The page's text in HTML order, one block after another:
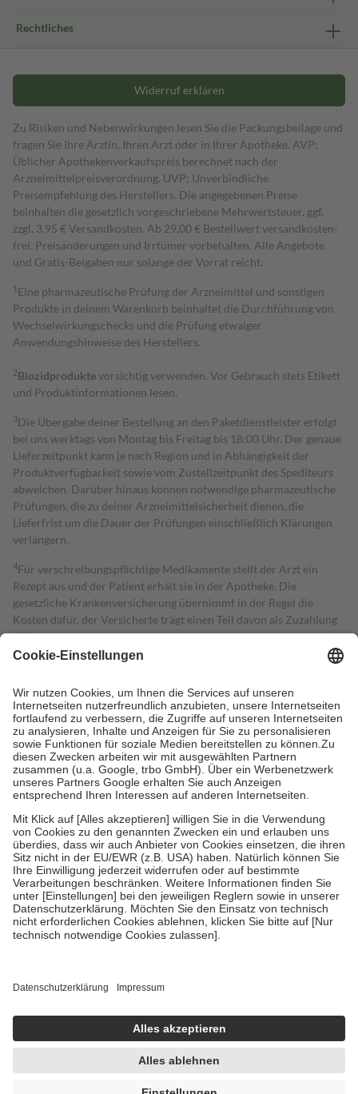
Rechtliches
Widerruf erklären
Zu Risiken und Nebenwirkungen lesen Sie die Packungsbeilage und
fragen Sie Ihre Ärztin, Ihren Arzt oder in Ihrer Apotheke. AVP:
Üblicher Apothekenverkaufspreis berechnet nach der
Arzneimittelpreisverordnung. UVP: Unverbindliche
Preisempfehlung des Herstellers. Die angegebenen Preise
beinhalten die gesetzlich vorgeschriebene Mehrwertsteuer, ggf.
zzgl. 3,95 € Versandkosten. Ab 29,00 € Bestell­wert versand­kosten­
frei. Preisänderungen und Irrtümer vorbehalten. Alle Angebote
und Gratis-Beigaben nur solange der Vorrat reicht.
1 Eine pharmazeutische Prüfung der Arzneimittel und sonstigen
Produkte in deinem Warenkorb beinhaltet die Durchführung von
Wechselwirkungschecks und die Prüfung etwaiger
Anwendungshinweise des Herstellers.
2Biozidproduktevorsichtig verwenden. Vor Gebrauch stets Etikett
und Produktinformationen lesen.
3Die Übergabe deiner Bestellung an den Paketdienstleister erfolgt
bei uns werktags von Montag bis Freitag bis 18:00 Uhr. Der genaue
Lieferzeitpunkt kann je nach Region und in Abhängigkeit der
Produktverfügbarkeit sowie vom Zustellzeitpunkt des Spediteurs
abweichen. Darüber hinaus können notwendige pharmazeutische
Prüfungen, die zu deiner Arzneimittelsicherheit dienen, die
Lieferfrist um die Dauer der Prüfungen einschließlich Klärungen
verlängern.
4Für verschreibungspflichtige Medikamente stellt der Arzt ein
Rezept aus und der Patient erhält sie in der Apotheke. Die
gesetzliche Krankenversicherung übernimmt in der Regel die
Kosten dafür, der Versicherte trägt einen Teil davon als Zuzahlung
mit.
Grundsätzlich leisten Mitglieder Zuzahlungen in Höhe von zehn
höchstens zehn Euro.
Es sind jedoch nie mehr als die tatsächlichen
Kosten der Leistung zu entrichten.
Diese Regeln gelten grundsätzlich auch für Online-Apotheken.
Bei Heilmitteln und häuslicher Krankenpflege beträgt die
Zuzahlung zehn Prozent der Kosten sowie zehn Euro je
Verordnung.
Um das Engagement der Versicherten für ihre eigene Gesundheit zu
stärken und die besondere Stellung der Familie zu unterstützen,
fallenkeine Zuzahlungenan bei:
• Kindern und Jugendlichen bis zum vollendeten 18. Lebensjahr
mit Ausnahme der Fahrkosten
• Untersuchungen zur Vorsorge und Früherkennung, die von der
GKV getragen werden
• empfohlenen Schutzimpfungen
• Harn- und Blutteststreifen
getroffen, um sicherzustellen, dass es sich um echte Bewertungen
https://help.etrusted.com/hc/de/articles/4419944605341
Einige Bilder und Inhalte wurden unter Zuhilfenahme künstlicher